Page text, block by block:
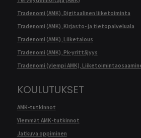
Tradenomi (AMK), Digitaalinen liiketoiminta
Tradenomi (AMK), Kirjasto- ja tietopalveluala
Tradenomi (AMK), Liiketalous
Tradenomi (AMK), Pk-yrittäjyys
Tradenomi (ylempi AMK),
KOULUTUKSET
AMK-tutkinnot
Ylemmät AMK-tutkinnot
Jatkuva oppiminen